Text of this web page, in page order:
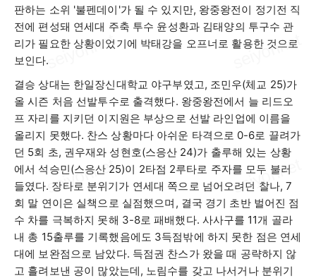
판하는 소위 '불펜데이 '가 될 수 있지만, 왕중왕전이 정기전 직
전에 편성돼 연세대 주축 투수 윤성환과 김태양의 투구수 관
리가 필요한 상황이었기에 박태강을 오프너로 활용한 것으로
보인다.
결승 상대는 한일장신대학교 야구부였고, 조민우(체교 25)가
올 시즌 처음 선발투수로 출격했다. 왕중왕전에서 늘 리드오
프 자리를 지키던 이지원은 부상으로 선발 라인업에 이름을
올리지 못했다. 찬스 상황마다 아쉬운 타격으로 0-6로 끌려가
던 5회 초, 권우재와 성현호(스응산 24)가 출루해 있는 상황
에서 석승민(스응산 25)이 2타점 2루타로 주자를 모두 불러
들였다. 장타로 분위기가 연세대 쪽으로 넘어오려던 찰나, 7
회 말 연이은 실책으로 실점했으며 , 결국 경기 초반 벌어진 점
수 차를 극복하지 못해 3-8로 패배했다. 사사구를 11개 골라
내 총 15출루를 기록했음에도 3득점밖에 하지 못한 점은 연세
대에 보완점으로 남았다. 득점권 찬스가 왔을 때 공략하지 않
고 흘려보낸 공이 많았는데, 노림수를 갖고 나서거나 분위기